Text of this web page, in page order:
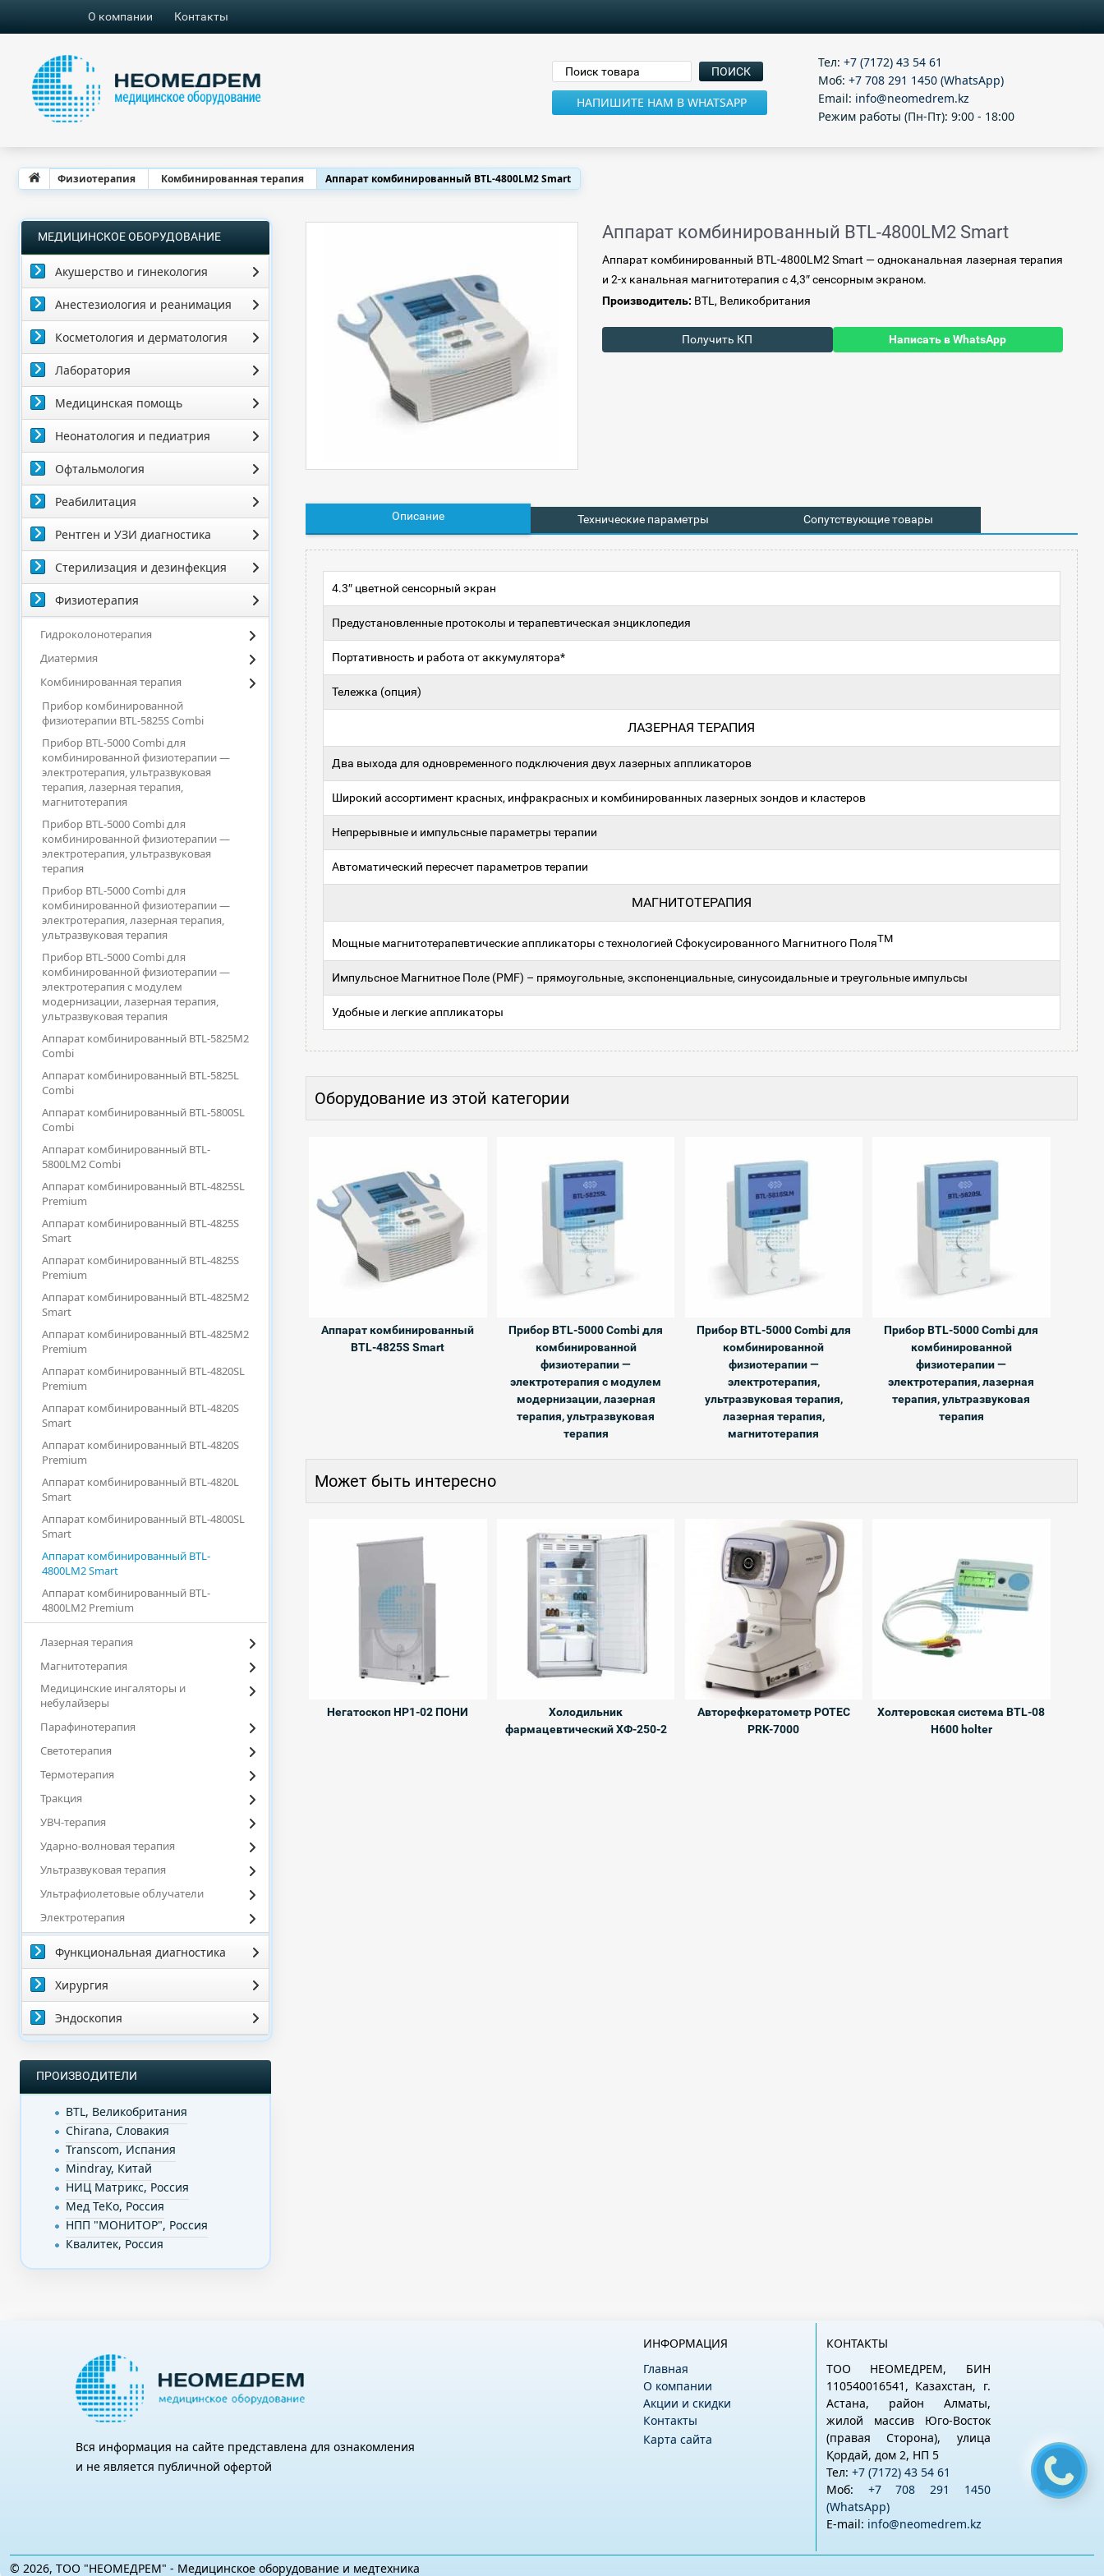
О компании Контакты
НАПИШИТЕ НАМ В WHATSAPP
Тел:+7 (7172) 43 54 61
Моб:+7 708 291 1450 (WhatsApp)
Email: info@neomedrem.kz
Режим работы (Пн-Пт): 9:00 - 18:00
Физиотерапия Комбинированная терапия Аппарат комбинированный BTL-4800LM2 Smart
Аппарат комбинированный BTL-4800LM2 Smart
Аппарат комбинированный BTL-4800LM2 Smart — одноканальная лазерная терапия
и 2-х канальная магнитотерапия с 4,3″ сенсорным экраном.
Производитель: BTL, Великобритания
Получить КП Написать в WhatsApp
Описание Технические параметры Сопутствующие товары
4.3″ цветной сенсорный экран
Предустановленные протоколы и терапевтическая энциклопедия
Портативность и работа от аккумулятора*
Тележка (опция)
ЛАЗЕРНАЯ ТЕРАПИЯ
Два выхода для одновременного подключения двух лазерных аппликаторов
Широкий ассортимент красных, инфракрасных и комбинированных лазерных зондов и кластеров
Непрерывные и импульсные параметры терапии
Автоматический пересчет параметров терапии
МАГНИТОТЕРАПИЯ
Мощные магнитотерапевтические аппликаторы с технологией Сфокусированного Магнитного ПоляTM
Импульсное Магнитное Поле (PMF) – прямоугольные, экспоненциальные, синусоидальные и треугольные импульсы
Удобные и легкие аппликаторы
Оборудование из этой категории
Аппарат комбинированный
BTL-4825S Smart
Прибор BTL-5000 Combi для
комбинированной
физиотерапии —
электротерапия с модулем
модернизации, лазерная
терапия, ультразвуковая
терапия
Прибор BTL-5000 Combi для
комбинированной
физиотерапии —
электротерапия,
ультразвуковая терапия,
лазерная терапия,
магнитотерапия
Прибор BTL-5000 Combi для
комбинированной
физиотерапии —
электротерапия, лазерная
терапия, ультразвуковая
терапия
Может быть интересно
Негатоскоп НР1-02 ПОНИ
Холодильник
фармацевтический ХФ-250-2
Авторефкератометр POTEC
PRK-7000
Холтеровская система BTL-08
H600 holter
МЕДИЦИНСКОЕ ОБОРУДОВАНИЕ
Акушерство и гинекология
Анестезиология и реанимация
Косметология и дерматология
Лаборатория
Медицинская помощь
Неонатология и педиатрия
Офтальмология
Реабилитация
Рентген и УЗИ диагностика
Стерилизация и дезинфекция
Физиотерапия
Гидроколонотерапия
Диатермия
Комбинированная терапия
Прибор комбинированной
физиотерапии BTL-5825S Combi
Прибор BTL-5000 Combi для
комбинированной физиотерапии —
электротерапия, ультразвуковая
терапия, лазерная терапия,
магнитотерапия
Прибор BTL-5000 Combi для
комбинированной физиотерапии —
электротерапия, ультразвуковая
терапия
Прибор BTL-5000 Combi для
комбинированной физиотерапии —
электротерапия, лазерная терапия,
ультразвуковая терапия
Прибор BTL-5000 Combi для
комбинированной физиотерапии —
электротерапия с модулем
модернизации, лазерная терапия,
ультразвуковая терапия
Аппарат комбинированный BTL-5825M2
Combi
Аппарат комбинированный BTL-5825L
Combi
Аппарат комбинированный BTL-5800SL
Combi
Аппарат комбинированный BTL-
5800LM2 Combi
Аппарат комбинированный BTL-4825SL
Premium
Аппарат комбинированный BTL-4825S
Smart
Аппарат комбинированный BTL-4825S
Premium
Аппарат комбинированный BTL-4825M2
Smart
Аппарат комбинированный BTL-4825M2
Premium
Аппарат комбинированный BTL-4820SL
Premium
Аппарат комбинированный BTL-4820S
Smart
Аппарат комбинированный BTL-4820S
Premium
Аппарат комбинированный BTL-4820L
Smart
Аппарат комбинированный BTL-4800SL
Smart
Аппарат комбинированный BTL-
4800LM2 Smart
Аппарат комбинированный BTL-
4800LM2 Premium
Лазерная терапия
Магнитотерапия
Медицинские ингаляторы и
небулайзеры
Парафинотерапия
Светотерапия
Термотерапия
Тракция
УВЧ-терапия
Ударно-волновая терапия
Ультразвуковая терапия
Ультрафиолетовые облучатели
Электротерапия
Функциональная диагностика
Хирургия
Эндоскопия
ПРОИЗВОДИТЕЛИ
BTL, Великобритания
Chirana, Словакия
Transcom, Испания
Mindray, Китай
НИЦ Матрикс, Россия
Мед ТеКо, Россия
НПП "МОНИТОР", Россия
Квалитек, Россия
Вся информация на сайте представлена для ознакомления
и не является публичной офертой
ИНФОРМАЦИЯ
Главная
О компании
Акции и скидки
Контакты
Карта сайта
КОНТАКТЫ
ТОО НЕОМЕДРЕМ, БИН
110540016541, Казахстан, г.
Астана, район Алматы,
жилой массив Юго-Восток
(правая Сторона), улица
Қордай, дом 2, НП 5
Тел:+7 (7172) 43 54 61
Моб: +7 708 291 1450
(WhatsApp)
E-mail: info@neomedrem.kz
© 2026, ТОО "НЕОМЕДРЕМ" - Медицинское оборудование и медтехника